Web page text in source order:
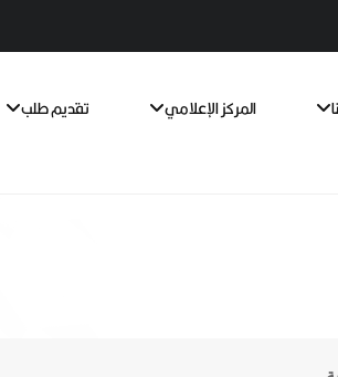
المركز الإعلامي تقديم طلب